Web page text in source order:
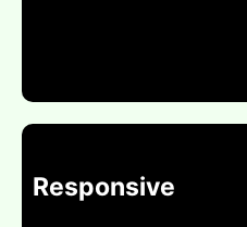
Responsive